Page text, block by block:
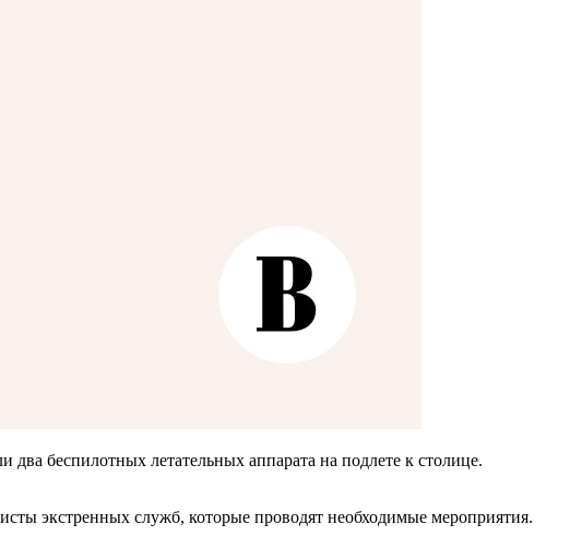
беспилотных летательных аппарата на подлете к столице.
экстренных служб, которые проводят необходимые мероприятия.